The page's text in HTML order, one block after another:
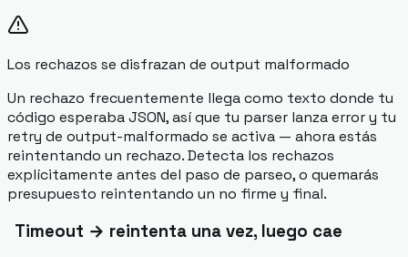
Los rechazos se disfrazan de output malformado
Un rechazo frecuentemente llega como texto donde tu
código esperaba JSON, así que tu parser lanza error y tu
retry de output-malformado se activa — ahora estás
reintentando un rechazo. Detecta los rechazos
explícitamente antes del paso de parseo, o quemarás
presupuesto reintentando un no firme y final.
Timeout → reintenta una vez, luego cae